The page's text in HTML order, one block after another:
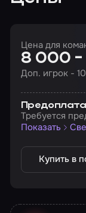
Цена для
8 000 -
Доп. игрок -
Предоплата
Требуется
Показать
Купить в